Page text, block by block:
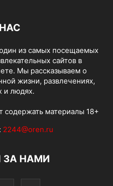
из самых посещаемых
сайтов в
Мы рассказываем о
жизни, развлечениях,
и людях.
материалы 18+
2244@oren.ru
ЗА НАМИ